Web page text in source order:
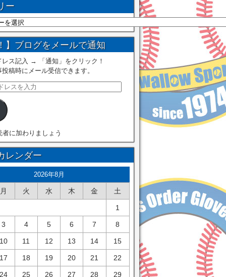
ー
】ブログをメールで通知
レス記入 → 「通知」をクリック！
稿時にメール受信できます。
者に加わりましょう
レンダー
2026年8月
月 火 水 木 金 土
1
3 4 5 6 7 8
11 12 13 14 15
18 19 20 21 22
25 26 27 28 29